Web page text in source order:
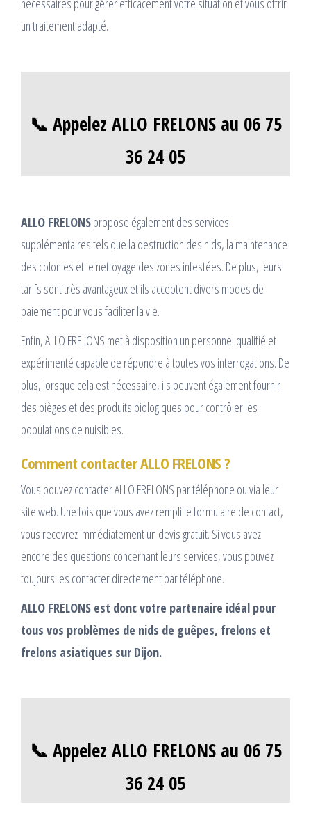
nécessaires pour gérer efficacement votre situation et vous offrir
un traitement adapté.
📞 Appelez ALLO FRELONS au 06 75
36 24 05
ALLO FRELONSpropose également des services
supplémentaires tels que la destruction des nids, la maintenance
des colonies et le nettoyage des zones infestées. De plus, leurs
tarifs sont très avantageux et ils acceptent divers modes de
paiement pour vous faciliter la vie.
Enfin, ALLO FRELONS met à disposition un personnel qualifié et
expérimenté capable de répondre à toutes vos interrogations. De
plus, lorsque cela est nécessaire, ils peuvent également fournir
des pièges et des produits biologiques pour contrôler les
populations de nuisibles.
Comment contacter ALLO FRELONS ?
Vous pouvez contacter ALLO FRELONS par téléphone ou via leur
site web. Une fois que vous avez rempli le formulaire de contact,
vous recevrez immédiatement un devis gratuit. Si vous avez
encore des questions concernant leurs services, vous pouvez
toujours les contacter directement par téléphone.
ALLO FRELONS est donc votre partenaire idéal pour
tous vos problèmes de nids de guêpes, frelons et
frelons asiatiques sur Dijon.
📞 Appelez ALLO FRELONS au 06 75
36 24 05